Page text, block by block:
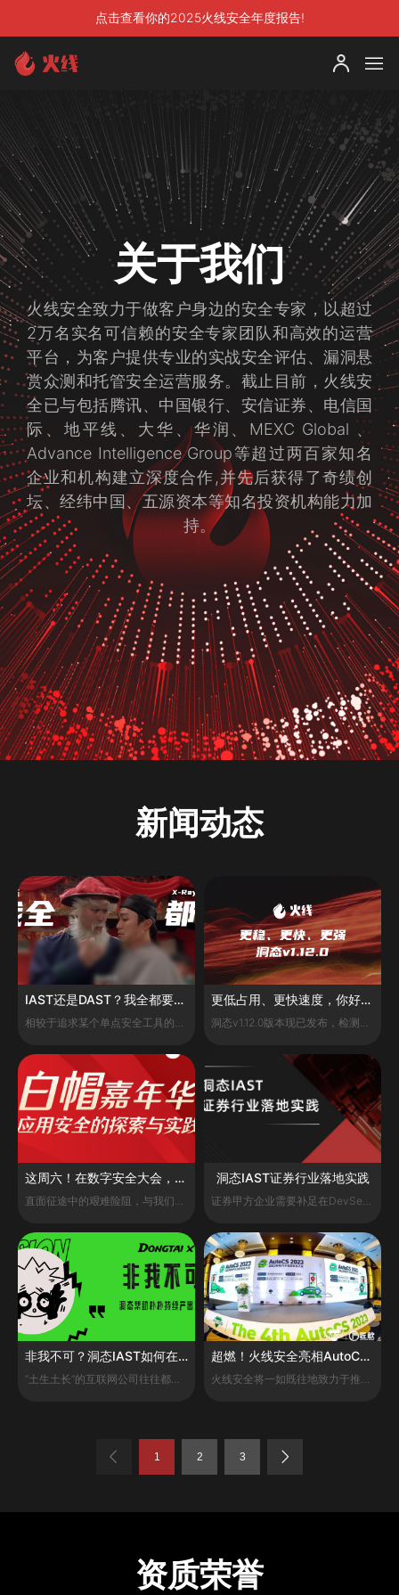
点击查看你的2025火线安全年度报告!
关于我们
火线安全致力于做客户身边的安全专家，以超过
2万名实名可信赖的安全专家团队和高效的运营
平台，为客户提供专业的实战安全评估、漏洞悬
赏众测和托管安全运营服务。截止目前，火线安
全已与包括腾讯、中国银行、安信证券、电信国
际、地平线、大华、华润、MEXC Global 、
Advance Intelligence Group等超过两百家知名
企业和机构建立深度合作,并先后获得了奇绩创
坛、经纬中国、五源资本等知名投资机构能力加
持。
新闻动态
IAST还是DAST？我全都要：洞态IAST联动长亭X-Ray
相较于追求某个单点安全工具的极致性能，思考一体化平台型产品的方案、探寻安全能力和安全数据之间联通的可能性或许是一个更具性价比的安全建设路径。
更低占用、更快速度，你好，我是洞态v1.12.0
洞态v1.12.0版本现已发布，检测能力与性能表现进一步提升，带来全新使用体验。
这周六！在数字安全大会，与火线一起开启白帽嘉年华
直面征途中的艰难险阻，与我们一起御风前行！
洞态IAST证券行业落地实践
证券甲方企业需要补足在DevSecOps流程中各个节点的安全能力，更需要能落地、能联动的、好用易用的人性化安全产品。
非我不可？洞态IAST如何在朴朴持续产出？
“土生土长”的互联网公司往往都伴随着应用的快速迭代，更需要建立完整的DevSecOps流程和其中各个节点的安全能力，更需要能落地、能联动的、好用、易用的人性化安全产品。
超燃！火线安全亮相AutoCS 2023智能汽车信息安全大会
火线安全将一如既往地致力于推动应用安全技术的创新和发展，为智能汽车信息安全事业做出更多的贡献。
1 2 3
资质荣誉